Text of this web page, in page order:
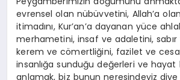
evrensel olan nübüvvetini, Allah’a
itimadını, Kur’an’a dayanan yüce
merhametini, insaf ve adaletini, sabır
kerem ve cömertliğini, fazilet ve
insanlığa sunduğu değerleri ve hayat
anlamak, biz bunun neresindeyiz